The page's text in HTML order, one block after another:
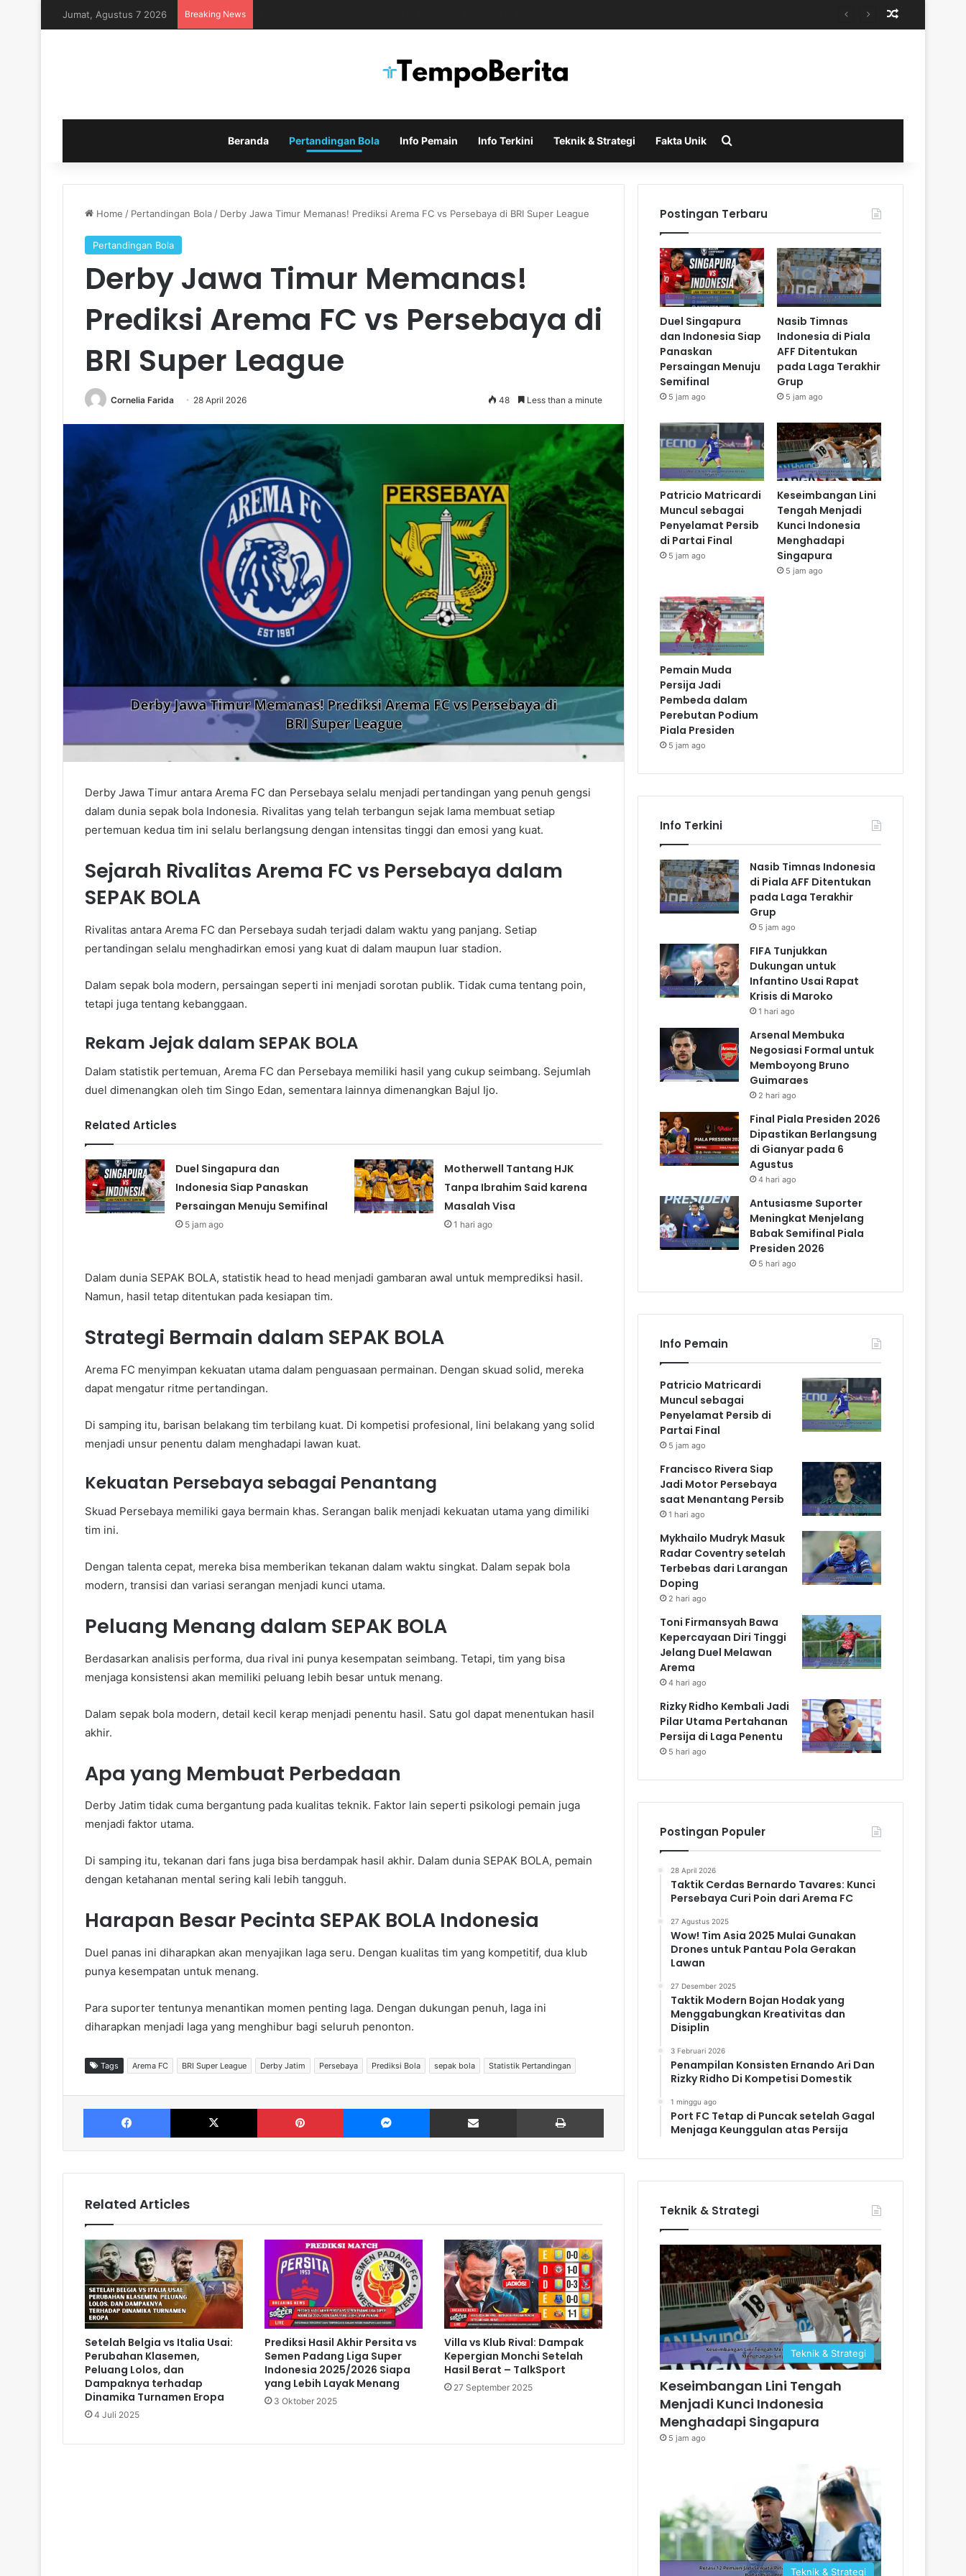
Jumat, Agustus 7 2026 Breaking News
Beranda Pertandingan Bola Info Pemain Info Terkini Teknik & Strategi Fakta Unik
Home / Pertandingan Bola / Derby Jawa Timur Memanas! Prediksi Arema FC vs Persebaya di BRI Super League
Pertandingan Bola
Derby Jawa Timur Memanas!
Prediksi Arema FC vs Persebaya di
BRI Super League
Cornelia Farida 28 April 2026 48 Less than a minute
Derby Jawa Timur antara Arema FC dan Persebaya selalu menjadi pertandingan yang penuh gengsi
dalam dunia sepak bola Indonesia. Rivalitas yang telah terbangun sejak lama membuat setiap
pertemuan kedua tim ini selalu berlangsung dengan intensitas tinggi dan emosi yang kuat.
Sejarah Rivalitas Arema FC vs Persebaya dalam
SEPAK BOLA
Rivalitas antara Arema FC dan Persebaya sudah terjadi dalam waktu yang panjang. Setiap
pertandingan selalu menghadirkan emosi yang kuat di dalam maupun luar stadion.
Dalam sepak bola modern, persaingan seperti ini menjadi sorotan publik. Tidak cuma tentang poin,
tetapi juga tentang kebanggaan.
Rekam Jejak dalam SEPAK BOLA
Dalam statistik pertemuan, Arema FC dan Persebaya memiliki hasil yang cukup seimbang. Sejumlah
duel dimenangkan oleh tim Singo Edan, sementara lainnya dimenangkan Bajul Ijo.
Related Articles
Duel Singapura dan
Indonesia Siap Panaskan
Persaingan Menuju Semifinal
5 jam ago
Motherwell Tantang HJK
Tanpa Ibrahim Said karena
Masalah Visa
1 hari ago
Dalam dunia SEPAK BOLA, statistik head to head menjadi gambaran awal untuk memprediksi hasil.
Namun, hasil tetap ditentukan pada kesiapan tim.
Strategi Bermain dalam SEPAK BOLA
Arema FC menyimpan kekuatan utama dalam penguasaan permainan. Dengan skuad solid, mereka
dapat mengatur ritme pertandingan.
Di samping itu, barisan belakang tim terbilang kuat. Di kompetisi profesional, lini belakang yang solid
menjadi unsur penentu dalam menghadapi lawan kuat.
Kekuatan Persebaya sebagai Penantang
Skuad Persebaya memiliki gaya bermain khas. Serangan balik menjadi kekuatan utama yang dimiliki
tim ini.
Dengan talenta cepat, mereka bisa memberikan tekanan dalam waktu singkat. Dalam sepak bola
modern, transisi dan variasi serangan menjadi kunci utama.
Peluang Menang dalam SEPAK BOLA
Berdasarkan analisis performa, dua rival ini punya kesempatan seimbang. Tetapi, tim yang bisa
menjaga konsistensi akan memiliki peluang lebih besar untuk menang.
Dalam sepak bola modern, detail kecil kerap menjadi penentu hasil. Satu gol dapat menentukan hasil
akhir.
Apa yang Membuat Perbedaan
Derby Jatim tidak cuma bergantung pada kualitas teknik. Faktor lain seperti psikologi pemain juga
menjadi faktor utama.
Di samping itu, tekanan dari fans juga bisa berdampak hasil akhir. Dalam dunia SEPAK BOLA, pemain
dengan ketahanan mental sering kali lebih tangguh.
Harapan Besar Pecinta SEPAK BOLA Indonesia
Duel panas ini diharapkan akan menyajikan laga seru. Dengan kualitas tim yang kompetitif, dua klub
punya kesempatan untuk menang.
Para suporter tentunya menantikan momen penting laga. Dengan dukungan penuh, laga ini
diharapkan menjadi laga yang menghibur bagi seluruh penonton.
Tags Arema FC BRI Super League Derby Jatim Persebaya Prediksi Bola sepak bola Statistik Pertandingan
Facebook X Pinterest Messenger Share via Email
Related Articles
Setelah Belgia vs Italia Usai:
Perubahan Klasemen,
Peluang Lolos, dan
Dampaknya terhadap
Dinamika Turnamen Eropa
4 Juli 2025
Prediksi Hasil Akhir Persita vs
Semen Padang Liga Super
Indonesia 2025/2026 Siapa
yang Lebih Layak Menang
3 Oktober 2025
Villa vs Klub Rival: Dampak
Kepergian Monchi Setelah
Hasil Berat – TalkSport
27 September 2025
Postingan Terbaru
Duel Singapura
dan Indonesia Siap
Panaskan
Persaingan Menuju
Semifinal
5 jam ago
Nasib Timnas
Indonesia di Piala
AFF Ditentukan
pada Laga Terakhir
Grup
5 jam ago
Patricio Matricardi
Muncul sebagai
Penyelamat Persib
di Partai Final
5 jam ago
Keseimbangan Lini
Tengah Menjadi
Kunci Indonesia
Menghadapi
Singapura
5 jam ago
Pemain Muda
Persija Jadi
Pembeda dalam
Perebutan Podium
Piala Presiden
5 jam ago
Info Terkini
Nasib Timnas Indonesia
di Piala AFF Ditentukan
pada Laga Terakhir
Grup
5 jam ago
FIFA Tunjukkan
Dukungan untuk
Infantino Usai Rapat
Krisis di Maroko
1 hari ago
Arsenal Membuka
Negosiasi Formal untuk
Memboyong Bruno
Guimaraes
2 hari ago
Final Piala Presiden 2026
Dipastikan Berlangsung
di Gianyar pada 6
Agustus
4 hari ago
Antusiasme Suporter
Meningkat Menjelang
Babak Semifinal Piala
Presiden 2026
5 hari ago
Info Pemain
Patricio Matricardi
Muncul sebagai
Penyelamat Persib di
Partai Final
5 jam ago
Francisco Rivera Siap
Jadi Motor Persebaya
saat Menantang Persib
1 hari ago
Mykhailo Mudryk Masuk
Radar Coventry setelah
Terbebas dari Larangan
Doping
2 hari ago
Toni Firmansyah Bawa
Kepercayaan Diri Tinggi
Jelang Duel Melawan
Arema
4 hari ago
Rizky Ridho Kembali Jadi
Pilar Utama Pertahanan
Persija di Laga Penentu
5 hari ago
Postingan Populer
28 April 2026
Taktik Cerdas Bernardo Tavares: Kunci
Persebaya Curi Poin dari Arema FC
27 Agustus 2025
Wow! Tim Asia 2025 Mulai Gunakan
Drones untuk Pantau Pola Gerakan
Lawan
27 Desember 2025
Taktik Modern Bojan Hodak yang
Menggabungkan Kreativitas dan
Disiplin
3 Februari 2026
Penampilan Konsisten Ernando Ari Dan
Rizky Ridho Di Kompetisi Domestik
1 minggu ago
Port FC Tetap di Puncak setelah Gagal
Menjaga Keunggulan atas Persija
Teknik & Strategi
Teknik & Strategi
Keseimbangan Lini Tengah
Menjadi Kunci Indonesia
Menghadapi Singapura
5 jam ago
Teknik & Strategi